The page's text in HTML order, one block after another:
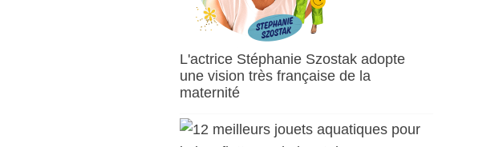
L'actrice Stéphanie Szostak adopte
une vision très française de la
maternité